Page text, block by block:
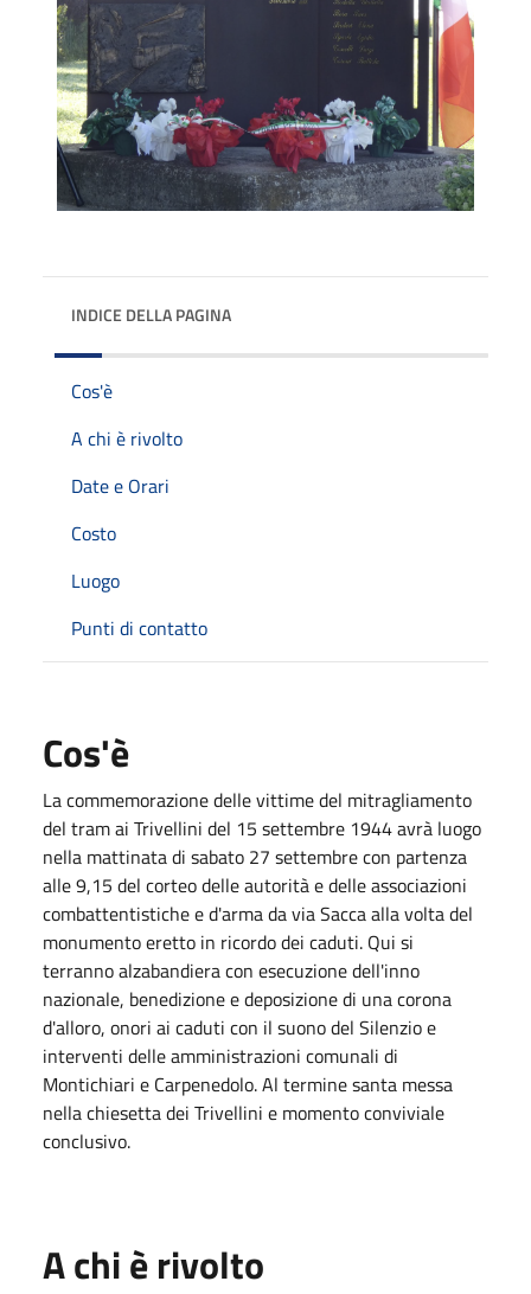
INDICE DELLA PAGINA
Cos'è
A chi è rivolto
Date e Orari
Costo
Luogo
Punti di contatto
Cos'è
La commemorazione delle vittime del mitragliamento
del tram ai Trivellini del 15 settembre 1944 avrà luogo
nella mattinata di sabato 27 settembre con partenza
alle 9,15 del corteo delle autorità e delle associazioni
combattentistiche e d'arma da via Sacca alla volta del
monumento eretto in ricordo dei caduti. Qui si
terranno alzabandiera con esecuzione dell'inno
nazionale, benedizione e deposizione di una corona
d'alloro, onori ai caduti con il suono del Silenzio e
interventi delle amministrazioni comunali di
Montichiari e Carpenedolo. Al termine santa messa
nella chiesetta dei Trivellini e momento conviviale
conclusivo.
A chi è rivolto